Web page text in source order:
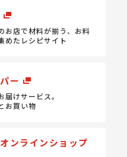
お店で材料が揃う、 お料
めたレシピサイト
ー
届けサービス。
お買い物
ンラインショップ